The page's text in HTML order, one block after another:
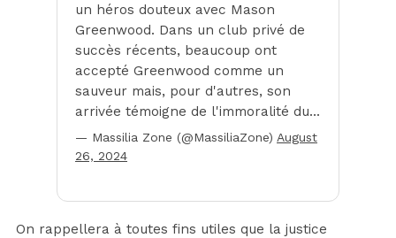
un héros douteux avec Mason
Greenwood. Dans un club privé de
succès récents, beaucoup ont
accepté Greenwood comme un
sauveur mais, pour d'autres, son
arrivée témoigne de l'immoralité du…
— Massilia Zone (@MassiliaZone) August
26, 2024
On rappellera à toutes fins utiles que la justice